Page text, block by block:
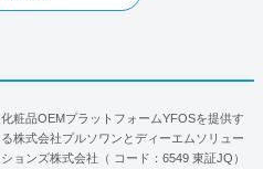
化粧品OEMプラットフォームYFOSを提供す
る株式会社プルソワンとディーエムソリュー
ションズ株式会社（ コード：6549 東証JQ）